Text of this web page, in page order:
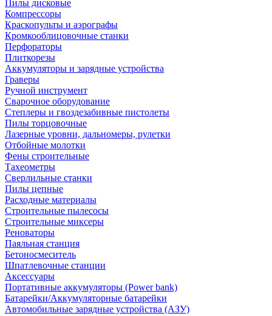
Пилы дисковые
Компрессоры
Краскопульты и аэрографы
Кромкооблицовочные станки
Перфораторы
Плиткорезы
Аккумуляторы и зарядные устройства
Граверы
Ручной инструмент
Сварочное оборудование
Степлеры и гвоздезабивные пистолеты
Пилы торцовочные
Лазерные уровни, дальномеры, рулетки
Отбойные молотки
Фены строительные
Тахеометры
Сверлильные станки
Пилы цепные
Расходные материалы
Строительные пылесосы
Строительные миксеры
Реноваторы
Паяльная станция
Бетоносмеситель
Шпатлевочные станции
Аксессуары
Портативные аккумуляторы (Power bank)
Батарейки/Аккумуляторные батарейки
Автомобильные зарядные устройства (АЗУ)